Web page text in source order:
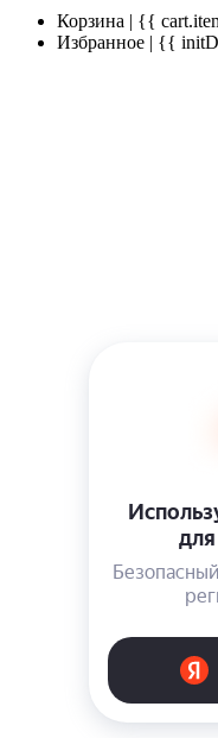
Корзина | {{
Избранное | {{